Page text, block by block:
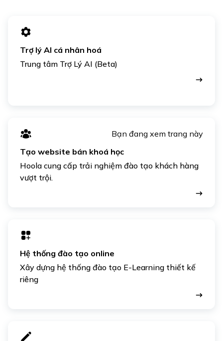
Trợ lý AI cá nhân hoá
Trung tâm Trợ Lý AI (Beta)
Bạn đang xem trang này
Tạo website bán khoá học
Hoola cung cấp trải nghiệm đào tạo khách hàng
vượt trội.
Hệ thống đào tạo online
Xây dựng hệ thống đào tạo E-Learning thiết kế
riêng